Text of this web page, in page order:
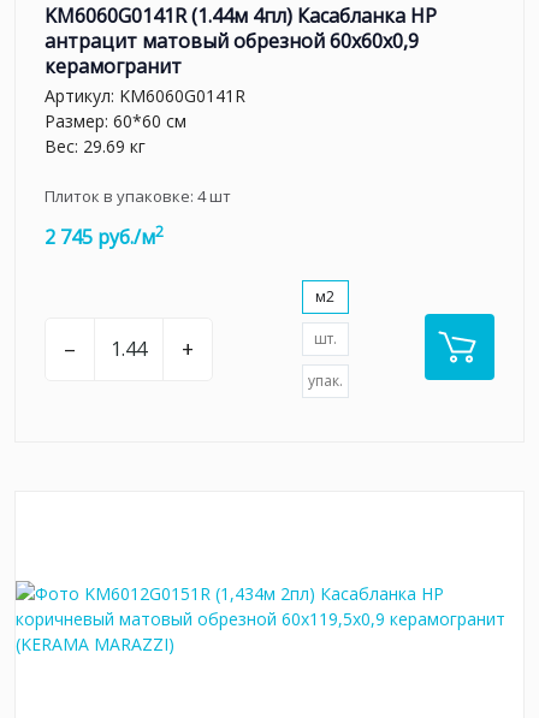
KM6060G0141R (1.44м 4пл) Касабланка HP
антрацит матовый обрезной 60x60x0,9
керамогранит
Артикул: KM6060G0141R
Размер: 60*60 см
Вес: 29.69 кг
Плиток в упаковке: 4шт
2 745 руб./м2
– +
м2
шт.
упак.